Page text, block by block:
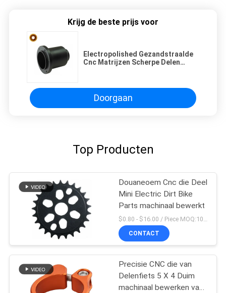
Krijg de beste prijs voor
Electropolished Gezandstraalde
Cnc Matrijzen Scherpe Delen
Doorgaan
Top Producten
Douaneoem Cnc die Deel
Mini Electric Dirt Bike
Parts machinaal bewerkt
$0.80 - $16.00 / Piece MOQ:10 stukken
CONTACT
Precisie CNC die van
Delenfiets 5 X 4 Duim
machinaal bewerken van